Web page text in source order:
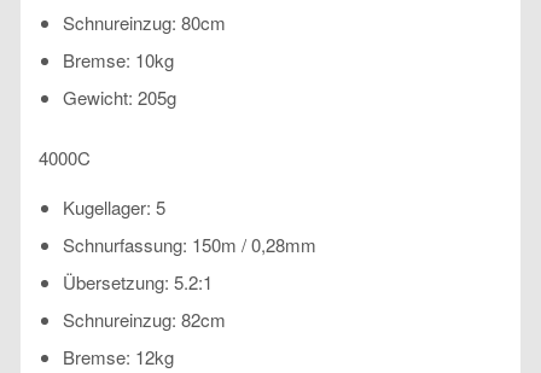
Schnureinzug: 80cm
Bremse: 10kg
Gewicht: 205g
4000C
Kugellager: 5
Schnurfassung: 150m / 0,28mm
Übersetzung: 5.2:1
Schnureinzug: 82cm
Bremse: 12kg